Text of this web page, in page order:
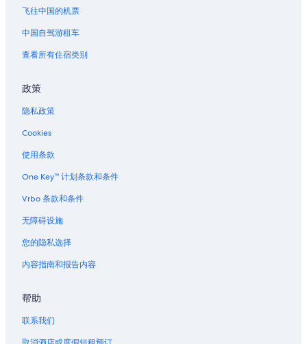
位于新桥的Villa Fontaine酒店
新桥的酒店
筑地场外市场附近的酒店
八丁堀的酒店
八丁堀站附近的酒店
Ginza Six 百货商城附近的酒店
台场的日式旅馆
汐留的酒店
上野站的公寓酒店
上野站的家庭旅馆
有乐町的酒店
京桥的酒店
银座站附近的酒店
位于丸之内街区的历史风格酒店
位于丸之内街区的豪华酒店
飞往中国的机票
中国自驾游租车
查看所有住宿类别
政策
隐私政策
Cookies
使用条款
One Key™ 计划条款和条件
Vrbo 条款和条件
无障碍设施
您的隐私选择
内容指南和报告内容
帮助
联系我们